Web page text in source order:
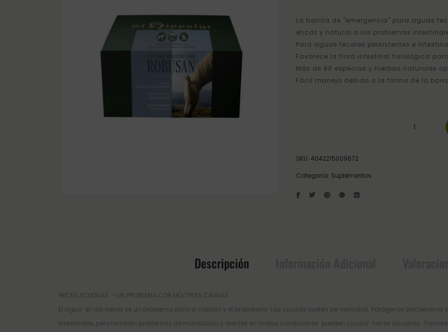
La barrita de "emergencia" para aguas
eficaz y natural a los problemas
Para aguas fecales persistentes e
Favorece la flora intestinal fisiológica
Más de 80 especias y hierbas naturales
Fácil manejo debido a la forma de la
SKU: 4042215009672
Categoría: Suplementos
Descripción
HECES ACUOSAS – UN PROBLEMA CON MÚLTIPLES CAUSAS
El agua en las heces es un problema para el caballo y el propietario. Las causas suelen ser variadas. Patógenos
intestinales, pero también problemas de mandíbula y dientes en malas condiciones pueden causar heces acuosas .